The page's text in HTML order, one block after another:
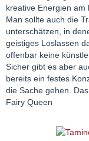
kreative Energien am
Man sollte auch die
unterschätzen, in
geistiges Loslassen
offenbar keine
Sicher gibt es aber
bereits ein festes
die Sache gehen.
Fairy Queen